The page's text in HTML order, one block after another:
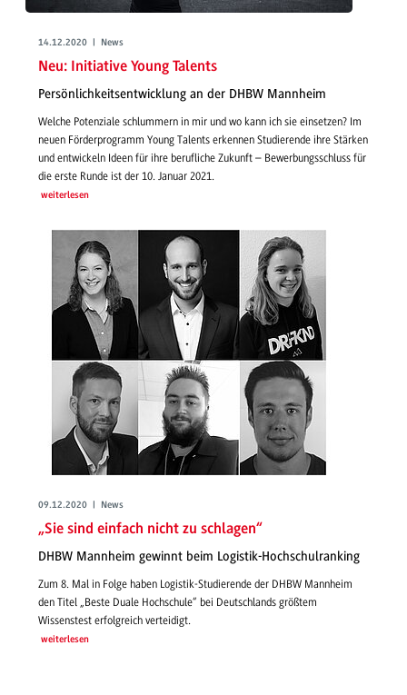
14.12.2020 | News
Neu: Initiative Young Talents
Persönlichkeitsentwicklung an der DHBW Mannheim
Welche Potenziale schlummern in mir und wo kann ich sie einsetzen? Im
neuen Förderprogramm Young Talents erkennen Studierende ihre Stärken
und entwickeln Ideen für ihre berufliche Zukunft – Bewerbungsschluss für
die erste Runde ist der 10. Januar 2021.
weiterlesen
09.12.2020 | News
„Sie sind einfach nicht zu schlagen“
DHBW Mannheim gewinnt beim Logistik-Hochschulranking
Zum 8. Mal in Folge haben Logistik-Studierende der DHBW Mannheim
den Titel „Beste Duale Hochschule“ bei Deutschlands größtem
Wissenstest erfolgreich verteidigt.
weiterlesen